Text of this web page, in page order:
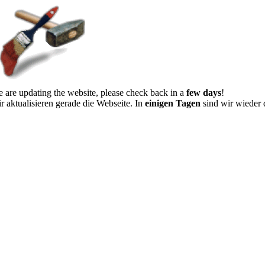
are updating the website, please check back in a few days!
aktualisieren gerade die Webseite. In einigen Tagen sind wir wieder